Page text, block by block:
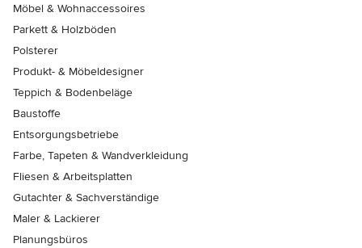
Möbel & Wohnaccessoires
Parkett & Holzböden
Polsterer
Produkt- & Möbeldesigner
Teppich & Bodenbeläge
Baustoffe
Entsorgungsbetriebe
Farbe, Tapeten & Wandverkleidung
Fliesen & Arbeitsplatten
Gutachter & Sachverständige
Maler & Lackierer
Planungsbüros